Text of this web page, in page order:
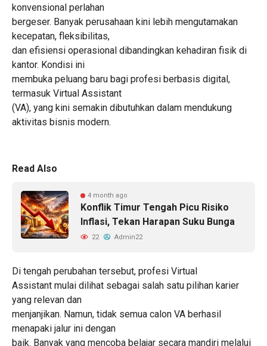
konvensional perlahan
bergeser. Banyak perusahaan kini lebih mengutamakan
kecepatan, fleksibilitas,
dan efisiensi operasional dibandingkan kehadiran fisik di
kantor. Kondisi ini
membuka peluang baru bagi profesi berbasis digital,
termasuk Virtual Assistant
(VA), yang kini semakin dibutuhkan dalam mendukung
aktivitas bisnis modern.
Read Also
4 month ago
Konflik Timur Tengah Picu Risiko
Inflasi, Tekan Harapan Suku Bunga
22 Admin22
Di tengah perubahan tersebut, profesi Virtual
Assistant mulai dilihat sebagai salah satu pilihan karier
yang relevan dan
menjanjikan. Namun, tidak semua calon VA berhasil
menapaki jalur ini dengan
baik. Banyak yang mencoba belajar secara mandiri melalui